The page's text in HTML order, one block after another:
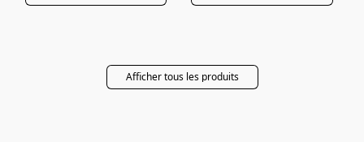
Afficher tous les produits